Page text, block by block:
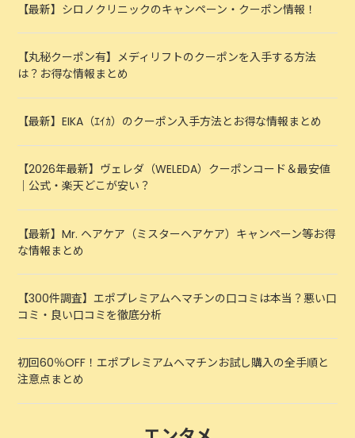
【最新】シロノクリニックのキャンペーン・クーポン情報！
【丸秘クーポン有】メディリフトのクーポンを入手する方法
は？お得な情報まとめ
【最新】EIKA（ｴｲｶ）のクーポン入手方法とお得な情報まとめ
【2026年最新】ヴェレダ（WELEDA）クーポンコード＆最安値
｜公式・楽天どこが安い？
【最新】Mr. ヘアケア（ミスターヘアケア）キャンペーン等お得
な情報まとめ
【300件調査】エポプレミアムヘマチンの口コミは本当？悪い口
コミ・良い口コミを徹底分析
初回60％OFF！エポプレミアムヘマチンお試し購入の全手順と
注意点まとめ